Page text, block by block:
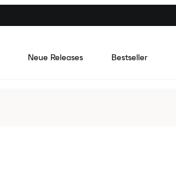
Neue Releases Bestseller